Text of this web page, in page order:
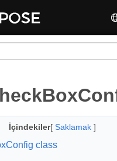
İçindekiler[ Saklamak ]
class